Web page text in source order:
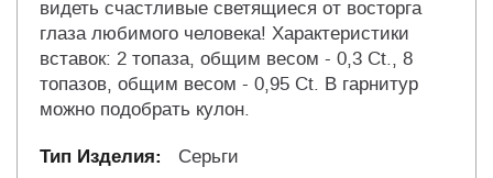
видеть счастливые светящиеся от восторга
глаза любимого человека! Характеристики
вставок: 2 топаза, общим весом - 0,3 Ct., 8
топазов, общим весом - 0,95 Ct. В гарнитур
можно подобрать кулон.
Серьги